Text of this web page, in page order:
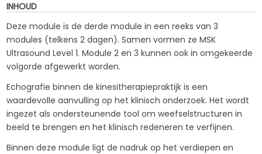
INHOUD
Deze module is de derde module in een reeks van 3
modules (telkens 2 dagen). Samen vormen ze MSK
Ultrasound Level 1. Module 2 en 3 kunnen ook in omgekeerde
volgorde afgewerkt worden.
Echografie binnen de kinesitherapiepraktijk is een
waardevolle aanvulling op het klinisch onderzoek. Het wordt
ingezet als ondersteunende tool om weefselstructuren in
beeld te brengen en het klinisch redeneren te verfijnen.
Binnen deze module ligt de nadruk op het verdiepen en